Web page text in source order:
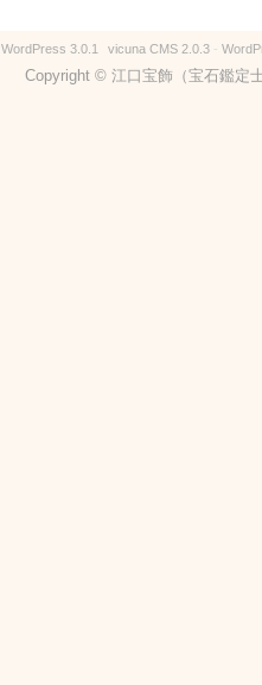
WordPress 3.0.1 vicuna CMS 2.0.3 -
Copyright © 江口宝飾（宝石鑑定